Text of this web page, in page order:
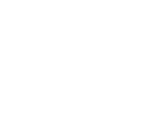
how the website is used and to offer